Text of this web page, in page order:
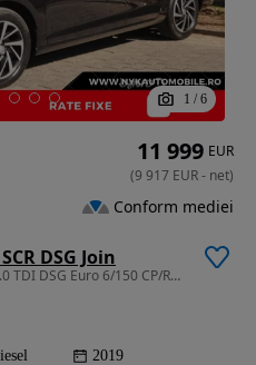
1 / 6
DSG Join
1968 cm3 • 150 CP • VW Golf Join 2.0 TDI DSG Euro 6/150 CP/Rate fixe /Garantie
2019
11 999 EUR
(9 917 EUR- net)
Conform mediei